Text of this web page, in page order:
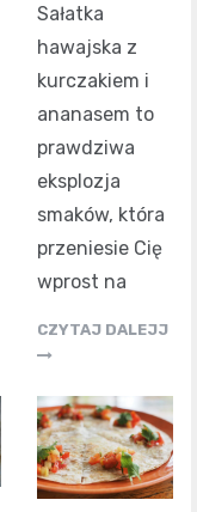
Sałatka
hawajska z
kurczakiem i
ananasem to
prawdziwa
eksplozja
smaków, która
przeniesie Cię
wprost na
CZYTAJ DALEJJ